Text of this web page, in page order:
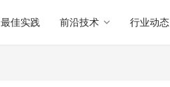
最佳实践 前沿技术 行业动态